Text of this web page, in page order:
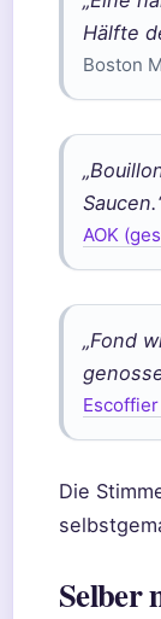
Hälfte
Boston
AOK
„Fond
Die
Selber